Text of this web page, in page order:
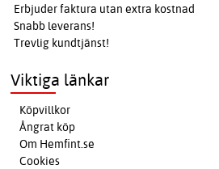
Erbjuder faktura utan extra kostnad
Snabb leverans!
Trevlig kundtjänst!
Viktiga länkar
Köpvillkor
Ångrat köp
Om Hemfint.se
Cookies